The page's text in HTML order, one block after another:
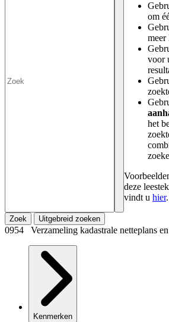
om
meer
voor
het
deze
vindt u hier.
Zoek Uitgebreid zoeken
0954 Verzameling kadastrale netteplans
Kenmerken